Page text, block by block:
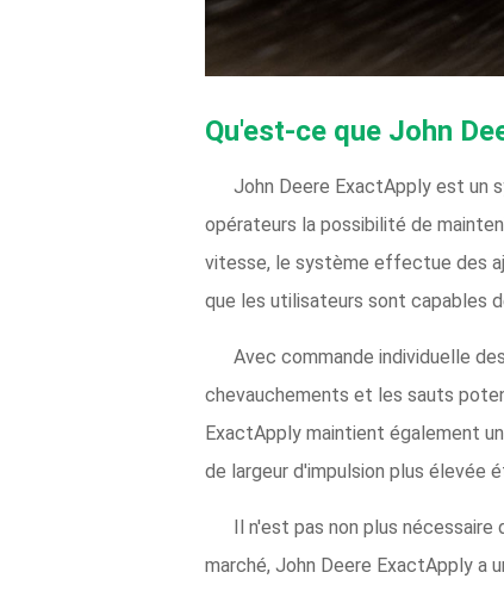
Qu'est-ce que John
John Deere ExactApply est un
opérateurs la possibilité de
vitesse, le système effectue des
que les utilisateurs sont capables
Avec commande individuelle
chevauchements et les sauts
ExactApply maintient également
de largeur d'impulsion plus élevée
Il n'est pas non plus
marché, John Deere ExactApply a